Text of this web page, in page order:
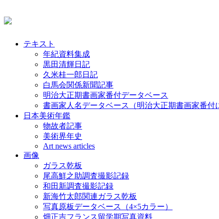
テキスト
年紀資料集成
黒田清輝日記
久米桂一郎日記
白馬会関係新聞記事
明治大正期書画家番付データベース
書画家人名データベース（明治大正期書画家番付
日本美術年鑑
物故者記事
美術界年史
Art news articles
画像
ガラス乾板
尾高鮮之助調査撮影記録
和田新調査撮影記録
新海竹太郎関連ガラス乾板
写真原板データベース（4×5カラー）
畑正吉フランス留学期写真資料